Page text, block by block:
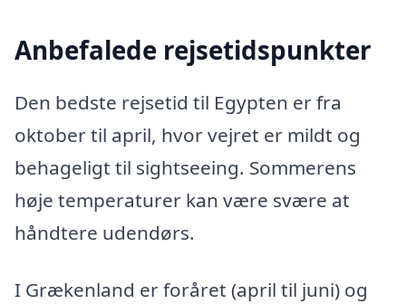
Anbefalede rejsetidspunkter
Den bedste rejsetid til Egypten er fra
oktober til april, hvor vejret er mildt og
behageligt til sightseeing. Sommerens
høje temperaturer kan være svære at
håndtere udendørs.
I Grækenland er foråret (april til juni) og